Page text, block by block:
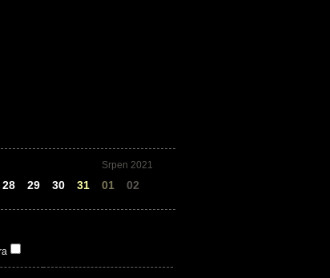
28 29 30 31
Srpen 2021
01 02